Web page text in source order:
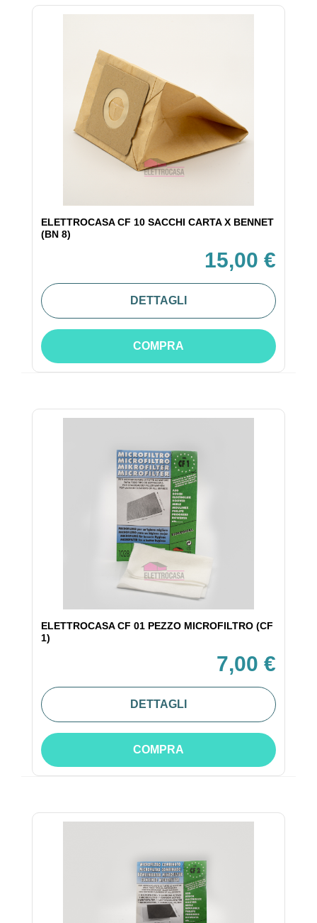
ELETTROCASA CF 10 SACCHI CARTA X BENNET
(BN 8)
15,00 €
DETTAGLI
COMPRA
ELETTROCASA CF 01 PEZZO MICROFILTRO (CF
1)
7,00 €
DETTAGLI
COMPRA